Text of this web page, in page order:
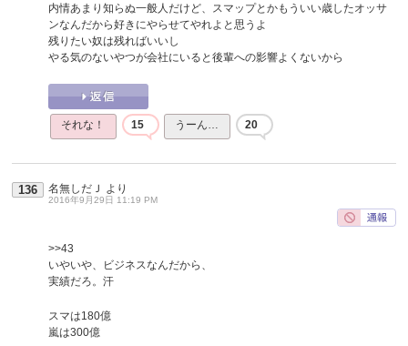
内情あまり知らぬ一般人だけど、スマップとかもういい歳したオッサ
ンなんだから好きにやらせてやれよと思うよ
残りたい奴は残ればいいし
やる気のないやつが会社にいると後輩への影響よくないから
それな！ 15 うーん… 20
136 名無しだＪ より
2016年9月29日 11:19 PM
>>43
いやいや、ビジネスなんだから、
実績だろ。汗
スマは180億
嵐は300億